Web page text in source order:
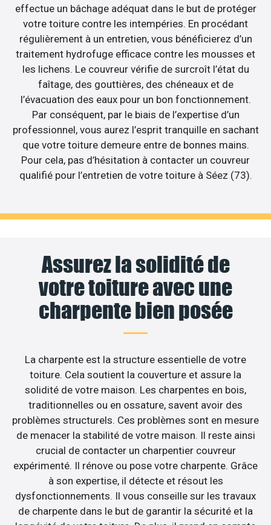
effectue un bâchage adéquat dans le but de protéger
votre toiture contre les intempéries. En procédant
régulièrement à un entretien, vous bénéficierez d’un
traitement hydrofuge efficace contre les mousses et
les lichens. Le couvreur vérifie de surcroît l’état du
faîtage, des gouttières, des chéneaux et de
l’évacuation des eaux pour un bon fonctionnement.
Par conséquent, par le biais de l’expertise d’un
professionnel, vous aurez l’esprit tranquille en sachant
que votre toiture demeure entre de bonnes mains.
Pour cela, pas d’hésitation à contacter un couvreur
qualifié pour l’entretien de votre toiture à Séez (73).
Assurez la solidité de
votre toiture avec une
charpente bien posée
La charpente est la structure essentielle de votre
toiture. Cela soutient la couverture et assure la
solidité de votre maison. Les charpentes en bois,
traditionnelles ou en ossature, savent avoir des
problèmes structurels. Ces problèmes sont en mesure
de menacer la stabilité de votre maison. Il reste ainsi
crucial de contacter un charpentier couvreur
expérimenté. Il rénove ou pose votre charpente. Grâce
à son expertise, il détecte et résout les
dysfonctionnements. Il vous conseille sur les travaux
de charpente dans le but de garantir la sécurité et la